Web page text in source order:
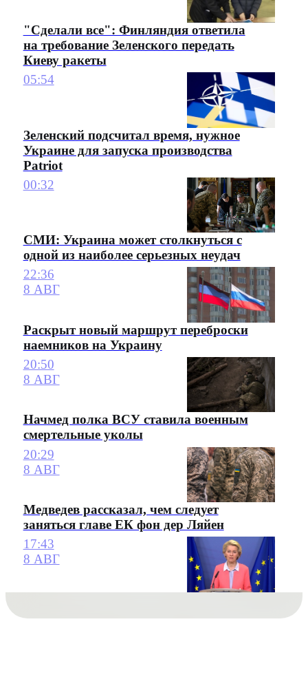
"Сделали все": Финляндия ответила
на требование Зеленского передать
Киеву ракеты
05:54
Зеленский подсчитал время, нужное
Украине для запуска производства
Patriot
00:32
СМИ: Украина может столкнуться с
одной из наиболее серьезных неудач
22:36
8 АВГ
Раскрыт новый маршрут переброски
наемников на Украину
20:50
8 АВГ
Начмед полка ВСУ ставила военным
смертельные уколы
20:29
8 АВГ
Медведев рассказал, чем следует
заняться главе ЕК фон дер Ляйен
17:43
8 АВГ